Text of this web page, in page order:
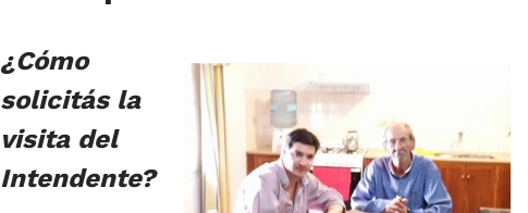
¿Cómo
solicitás la
visita del
Intendente?